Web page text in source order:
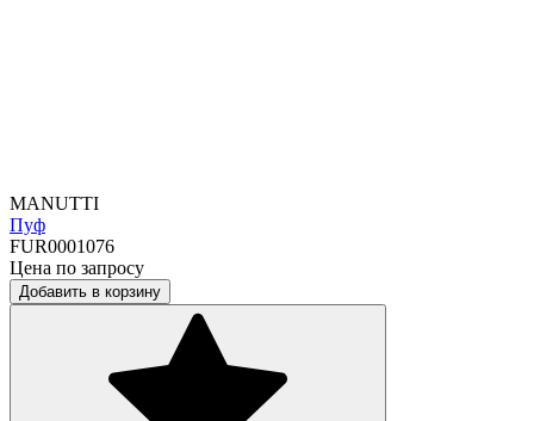
MANUTTI
Пуф
FUR0001076
Цена по запросу
Добавить в корзину